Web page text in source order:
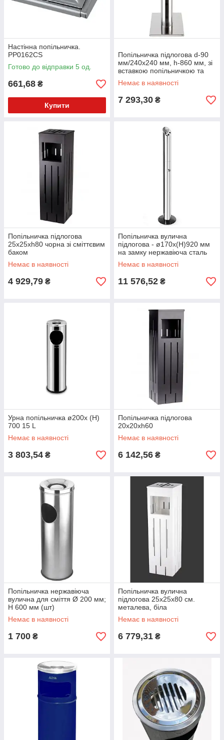
Настінна попільничка.
PP0162CS
Готово до відправки 5 од.
661,68 ₴
Купити
Попільничка підлогова d-90
мм/240x240 мм, h-860 мм, зі
вставкою попільничкою та
урною для сміття.
Немає в наявності
7 293,30 ₴
Попільничка підлогова
25х25хh80 чорна зі сміттєвим
баком
Немає в наявності
4 929,79 ₴
Попільничка вулична
підлогова - ø170x(H)920 мм
на замку нержавіюча сталь
Hendi 440223
Немає в наявності
11 576,52 ₴
Урна попільничка ø200x (H)
700 15 L
Немає в наявності
3 803,54 ₴
Попільничка підлогова
20х20хh60
Немає в наявності
6 142,56 ₴
Попільничка нержавіюча
вулична для сміття Ø 200 мм;
H 600 мм (шт)
Немає в наявності
1 700 ₴
Попільничка вулична
підлогова 25х25х80 см.
металева, біла
Немає в наявності
6 779,31 ₴